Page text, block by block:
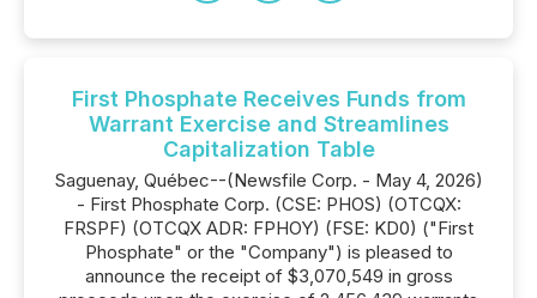
First Phosphate Receives Funds from
Warrant Exercise and Streamlines
Capitalization Table
Saguenay, Québec--(Newsfile Corp. - May 4, 2026)
- First Phosphate Corp. (CSE: PHOS) (OTCQX:
FRSPF) (OTCQX ADR: FPHOY) (FSE: KD0) ("First
Phosphate" or the "Company") is pleased to
announce the receipt of $3,070,549 in gross